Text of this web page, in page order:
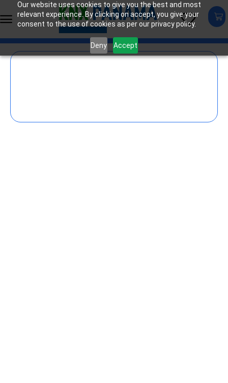
Our website uses cookies to give you the best and most
relevant experience. By clicking on accept, you give your
consent to the use of cookies as per our privacy policy.
Deny Accept